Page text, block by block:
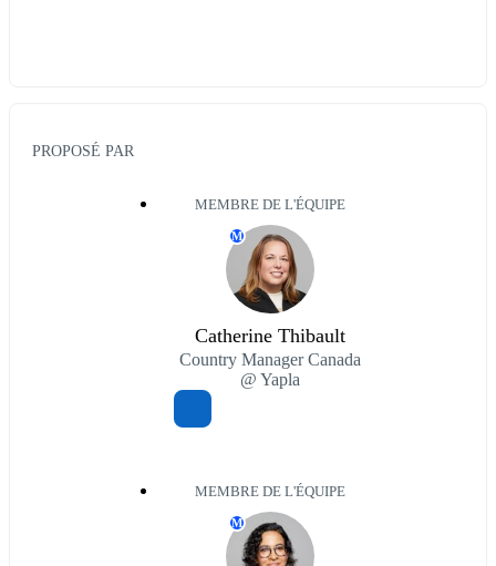
PROPOSÉ PAR
MEMBRE DE L'ÉQUIPE
M
Catherine Thibault
Country Manager Canada
@ Yapla
MEMBRE DE L'ÉQUIPE
M